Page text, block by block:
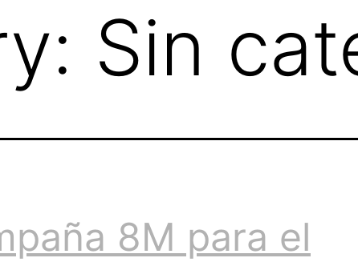
Sin
8M para el